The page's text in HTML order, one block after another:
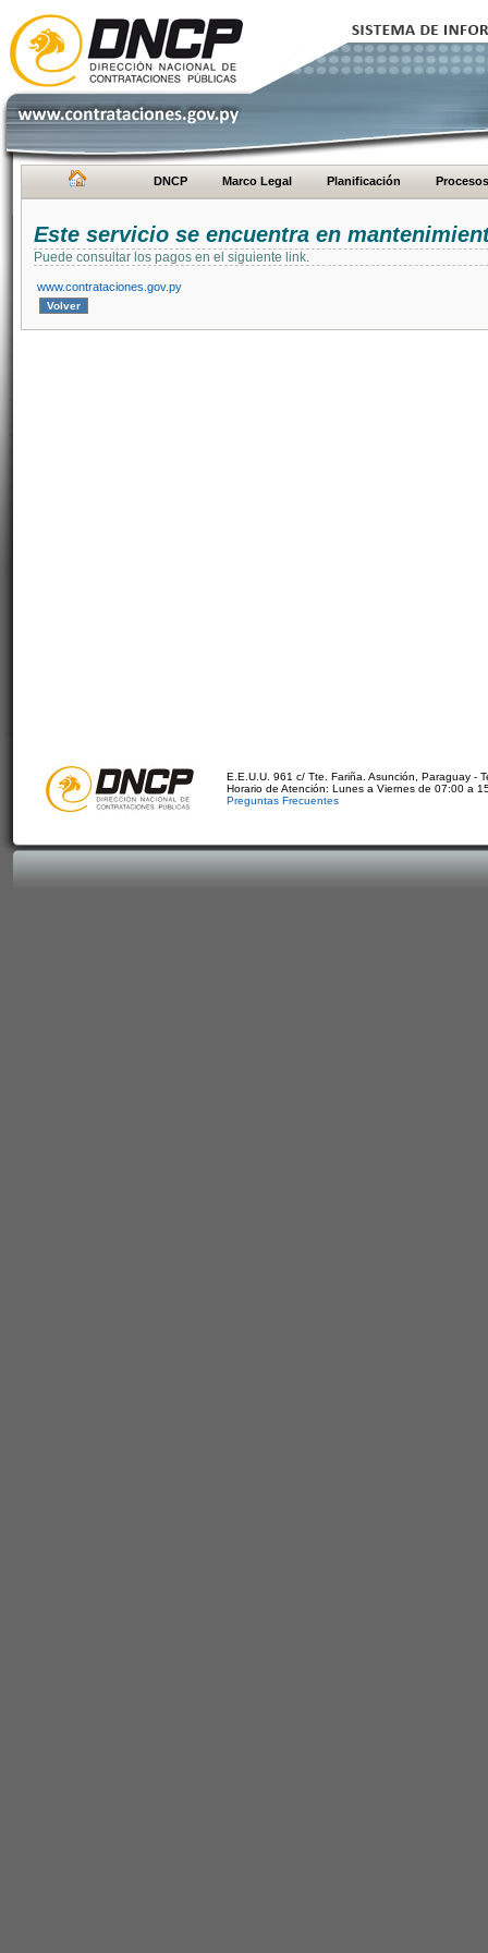
DNCP Marco Legal Planificación Procesos
Este servicio se encuentra en
Puede consultar los pagos en el siguiente link.
www.contrataciones.gov.py
E.E.U.U. 961 c/ Tte. Fariña. Asunción, Paraguay -
Horario de Atención: Lunes a Viernes de 07:00 a
Preguntas Frecuentes